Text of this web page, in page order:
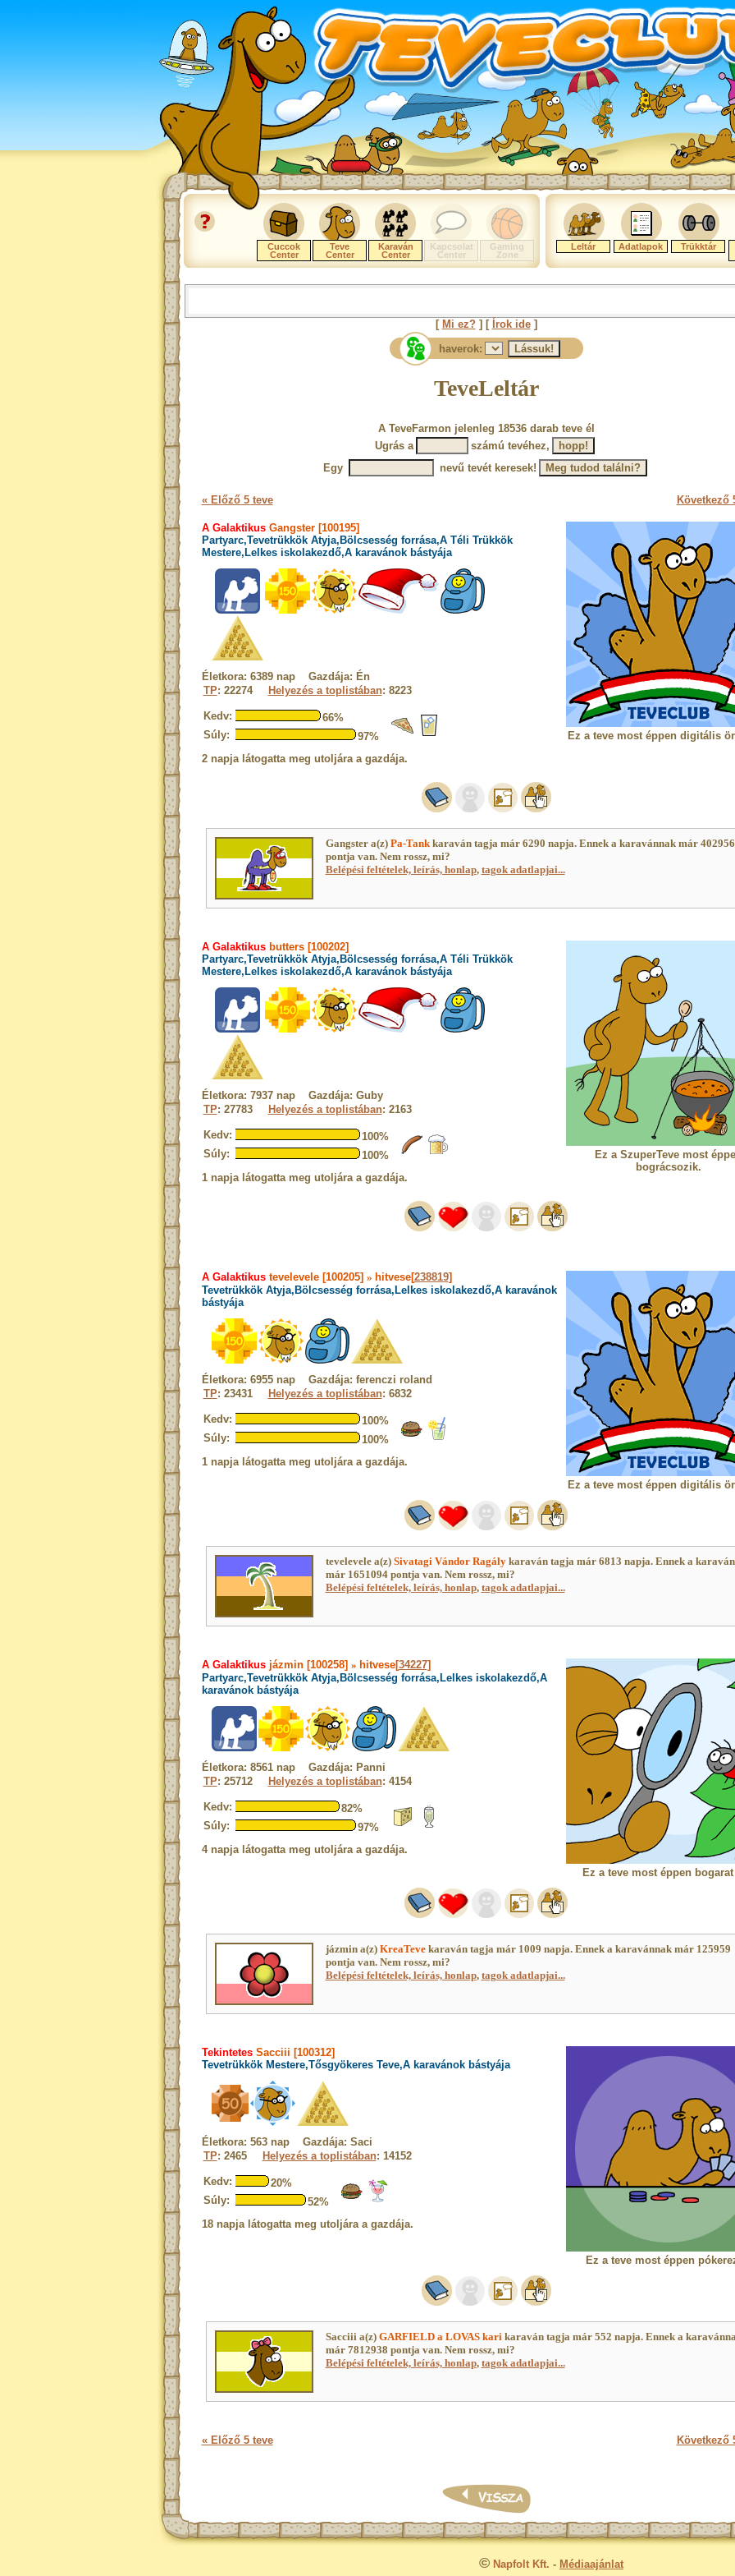
Cuccok
Center
Teve
Center
Karaván
Center
Kapcsolat
Center
Gaming
Zone
Leltár Adatlapok Trükktár
[ Mi ez?] [ Írok ide]
haverok:
TeveLeltár
A TeveFarmon jelenleg 18536 darab teve él
Ugrás a
számú tevéhez,
Egy
nevű tevét keresek!
« Előző 5 teve Következő
A GalaktikusGangster [100195]
Partyarc,Tevetrükkök Atyja,Bölcsesség forrása,A Téli Trükkök
Mestere,Lelkes iskolakezdő,A karavánok bástyája
Életkora: 6389 nap Gazdája: Én
TP: 22274 Helyezés a toplistában: 8223
Kedv:
66%
Súly:
97%
2 napja látogatta meg utoljára a gazdája.
Ez a teve most éppen digitális
Gangster a(z) Pa-Tankkaraván tagja már 6290 napja. Ennek a karavánnak már
pontja van. Nem rossz, mi?
Belépési feltételek, leírás, honlap, tagok adatlapjai...
A Galaktikusbutters [100202]
Partyarc,Tevetrükkök Atyja,Bölcsesség forrása,A Téli Trükkök
Mestere,Lelkes iskolakezdő,A karavánok bástyája
Életkora: 7937 nap Gazdája: Guby
TP: 27783 Helyezés a toplistában: 2163
Kedv:
100%
Súly:
100%
1 napja látogatta meg utoljára a gazdája.
Ez a SzuperTeve most
bográcsozik.
A Galaktikustevelevele [100205] » hitvese[238819]
Tevetrükkök Atyja,Bölcsesség forrása,Lelkes iskolakezdő,A karavánok
bástyája
Életkora: 6955 nap Gazdája: ferenczi roland
TP: 23431 Helyezés a toplistában: 6832
Kedv:
100%
Súly:
100%
1 napja látogatta meg utoljára a gazdája.
Ez a teve most éppen digitális
tevelevele a(z) Sivatagi Vándor Ragálykaraván tagja már 6813 napja. Ennek a
már 1651094 pontja van. Nem rossz, mi?
Belépési feltételek, leírás, honlap, tagok adatlapjai...
A Galaktikusjázmin [100258] » hitvese[34227]
Partyarc,Tevetrükkök Atyja,Bölcsesség forrása,Lelkes iskolakezdő,A
karavánok bástyája
Életkora: 8561 nap Gazdája: Panni
TP: 25712 Helyezés a toplistában: 4154
Kedv:
82%
Súly:
97%
4 napja látogatta meg utoljára a gazdája.
Ez a teve most éppen
jázmin a(z) KreaTevekaraván tagja már 1009 napja. Ennek a karavánnak már 125959
pontja van. Nem rossz, mi?
Belépési feltételek, leírás, honlap, tagok adatlapjai...
TekintetesSacciii [100312]
Tevetrükkök Mestere,Tősgyökeres Teve,A karavánok bástyája
Életkora: 563 nap Gazdája: Saci
TP: 2465 Helyezés a toplistában: 14152
Kedv:
20%
Súly:
52%
18 napja látogatta meg utoljára a gazdája.
Ez a teve most éppen
Sacciii a(z) GARFIELD a LOVAS karikaraván tagja már 552 napja. Ennek a
már 7812938 pontja van. Nem rossz, mi?
Belépési feltételek, leírás, honlap, tagok adatlapjai...
« Előző 5 teve Következő
© Napfolt Kft. - Médiaajánlat